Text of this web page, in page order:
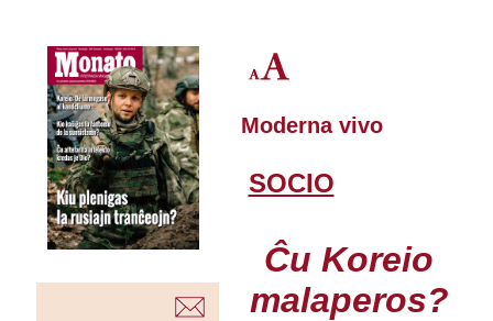
Moderna vivo
SOCIO
Ĉu Koreio
malaperos?